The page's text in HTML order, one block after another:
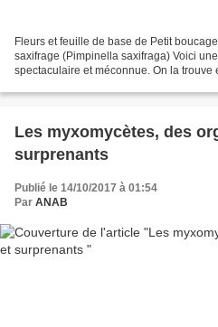
Fleurs et feuille de base de Petit
saxifrage (Pimpinella saxifraga) Voici
spectaculaire et méconnue. On la trouve
Les myxomycètes, des
surprenants
Publié le 14/10/2017 à 01:54
Par ANAB